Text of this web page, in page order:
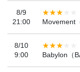
8/9
21:00
Movement
8/10
9:00
Babylon（